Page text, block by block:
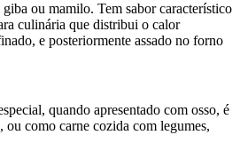
ou mamilo. Tem sabor característico
culinária que distribui o calor
e posteriormente assado no forno
quando apresentado com osso, é
ou como carne cozida com legumes,